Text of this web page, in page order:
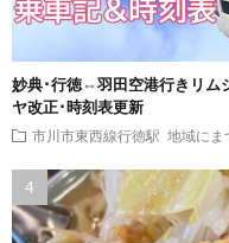
妙典･行徳⇔羽田空港行きリ
ヤ改正･時刻表更新
市川市東西線行徳駅 地域にま